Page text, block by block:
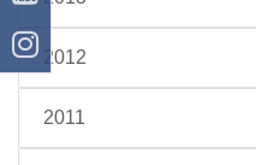
2012
2011